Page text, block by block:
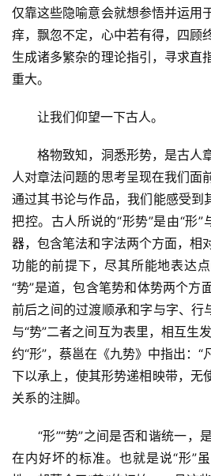
首
页
艺
坛
仅靠这些隐喻意会就想参悟并运用
痒，飘忽不定，心中若有得，四顾
生成诸多繁杂的理论指引，寻求直
重大。
让我们仰望一下古人。
格物致知，洞悉形势，是古人
人对章法问题的思考呈现在我们面
通过其书论与作品，我们能感受到
把控。古人所说的“形势”是由“形”
器，包含笔法和字法两个方面，相
功能的前提下，尽其所能地表达点
“势”是道，包含笔势和体势两个方
前后之间的过渡顺承和字与字、行
与“势”二者之间互为表里，相互生发
约“形”，蔡邕在《九势》中指出：“
下以承上，使其形势递相映带，无
关系的注脚。
“形”“势”之间是否和谐统一，
在内好坏的标准。也就是说“形”